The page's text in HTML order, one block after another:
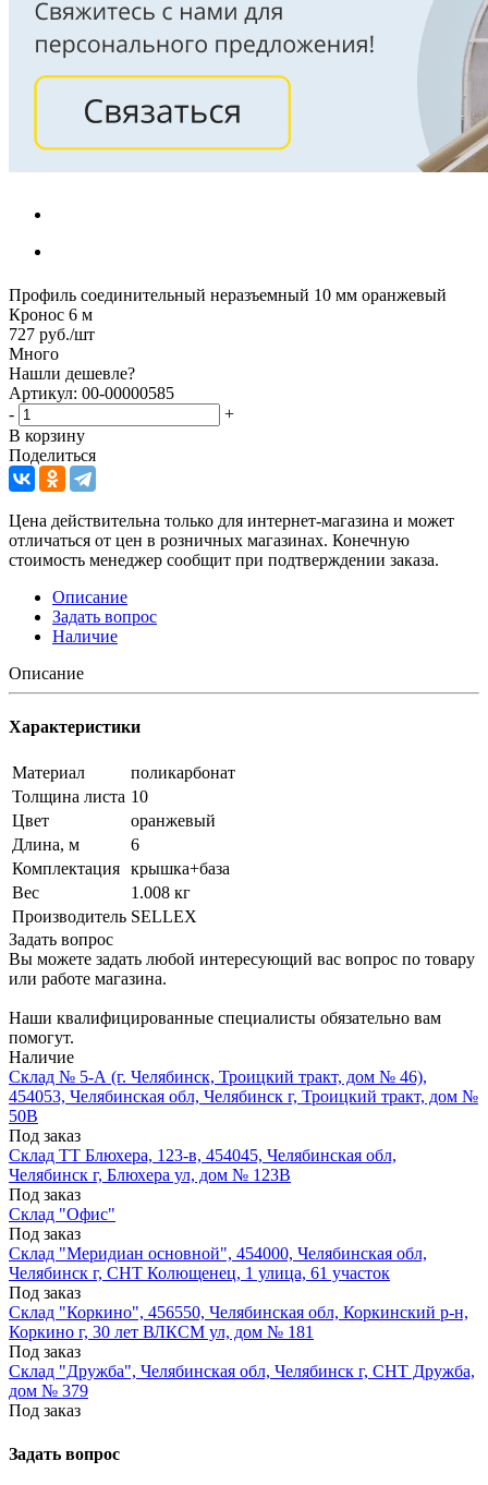
Профиль соединительный неразъемный 10 мм оранжевый
Кронос 6 м
727 руб./шт
Много
Нашли дешевле?
Артикул: 00-00000585
-
+
В корзину
Поделиться
Цена действительна только для интернет-магазина и может
отличаться от цен в розничных магазинах. Конечную
стоимость менеджер сообщит при подтверждении заказа.
Описание
Задать вопрос
Наличие
Описание
Характеристики
Материал
поликарбонат
Толщина листа 10
Цвет
оранжевый
Длина, м
6
Комплектация крышка+база
Вес
1.008 кг
Производитель SELLEX
Задать вопрос
Вы можете задать любой интересующий вас вопрос по товару
или работе магазина.
Наши квалифицированные специалисты обязательно вам
помогут.
Наличие
Склад № 5-А (г. Челябинск, Троицкий тракт, дом № 46),
454053, Челябинская обл, Челябинск г, Троицкий тракт, дом №
50В
Под заказ
Склад ТТ Блюхера, 123-в, 454045, Челябинская обл,
Челябинск г, Блюхера ул, дом № 123В
Под заказ
Склад "Офис"
Под заказ
Склад "Меридиан основной", 454000, Челябинская обл,
Челябинск г, СНТ Колющенец, 1 улица, 61 участок
Под заказ
Склад "Коркино", 456550, Челябинская обл, Коркинский р-н,
Коркино г, 30 лет ВЛКСМ ул, дом № 181
Под заказ
Склад "Дружба", Челябинская обл, Челябинск г, СНТ Дружба,
дом № 379
Под заказ
Задать вопрос